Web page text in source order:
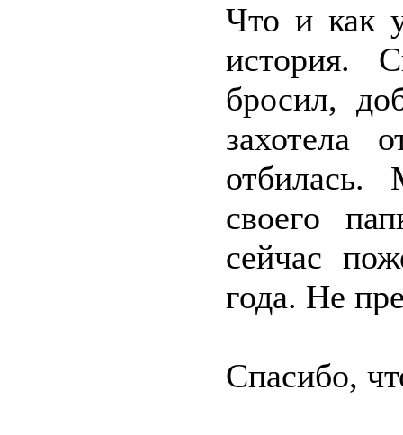
Что и как
история.
бросил,
захотела
своего
сейчас
года. Не
Спасибо,